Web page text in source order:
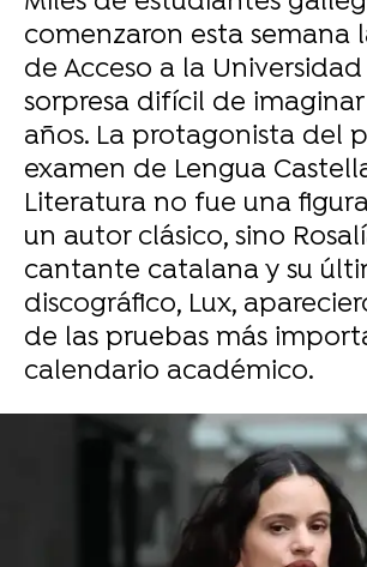
comenzaron esta semana
de Acceso a la
sorpresa difícil de
años. La protagonista del
examen de Lengua
Literatura no fue una
un autor clásico, sino
cantante catalana y su
discográfico, Lux,
de las pruebas más
calendario académico.